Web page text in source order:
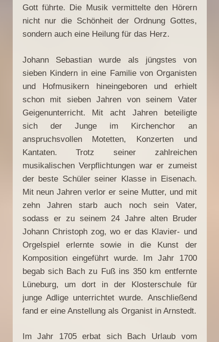
Gott führte. Die Musik vermittelte den Hörern
nicht nur die Schönheit der Ordnung Gottes,
sondern auch eine Heilung für das Herz.
Johann Sebastian wurde als jüngstes von
sieben Kindern in eine Familie von Organisten
und Hofmusikern hineingeboren und erhielt
schon mit sieben Jahren von seinem Vater
Geigenunterricht. Mit acht Jahren beteiligte
sich der Junge im Kirchenchor an
anspruchsvollen Motetten, Konzerten und
Kantaten. Trotz seiner zahlreichen
musikalischen Verpflichtungen war er zumeist
der beste Schüler seiner Klasse in Eisenach.
Mit neun Jahren verlor er seine Mutter, und mit
zehn Jahren starb auch noch sein Vater,
sodass er zu seinem 24 Jahre alten Bruder
Johann Christoph zog, wo er das Klavier- und
Orgelspiel erlernte sowie in die Kunst der
Komposition eingeführt wurde. Im Jahr 1700
begab sich Bach zu Fuß ins 350 km entfernte
Lüneburg, um dort in der Klosterschule für
junge Adlige unterrichtet wurde. Anschließend
fand er eine Anstellung als Organist in Arnstedt.
Im Jahr 1705 erbat sich Bach Urlaub vom